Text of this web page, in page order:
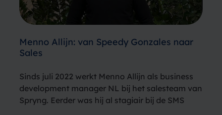
Menno Allijn: van Speedy Gonzales naar
Sales
Sinds juli 2022 werkt Menno Allijn als business
development manager NL bij het salesteam van
Spryng. Eerder was hij al stagiair bij de SMS